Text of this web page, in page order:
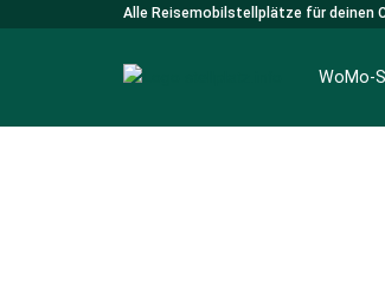
Alle Reisemobilstellplätze für deinen
WoMo-